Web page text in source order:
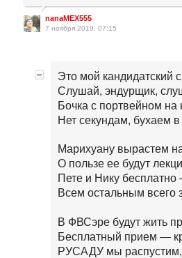
nanaMEX555
7 ноября 2019, 07:15
Это мой кандидатский
Слушай, эндурщик,
Бочка с портвейном на
Нет секундам, бухаем в
Марихуану вырастем
О пользе ее будут
Пете и Нику бесплатно
Всем остальным всего
В ФВСэре будут жить
Бесплатный прием —
РУСАДУ мы распустим,